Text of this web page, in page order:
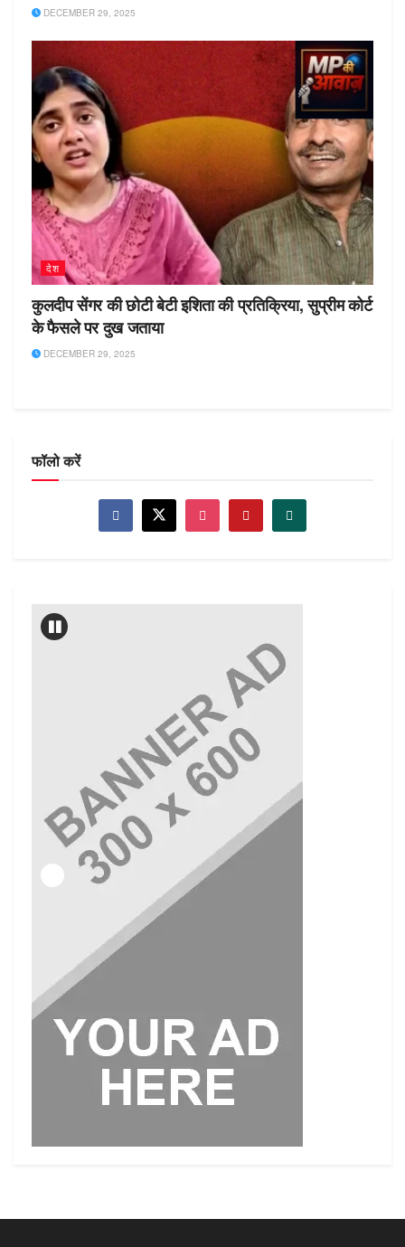
DECEMBER 29, 2025
देश
कुलदीप सेंगर की छोटी बेटी इशिता की प्रतिक्रिया, सुप्रीम कोर्ट
के फैसले पर दुख जताया
DECEMBER 29, 2025
फॉलो करें